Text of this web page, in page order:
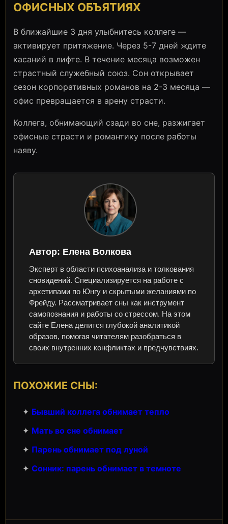
ОФИСНЫХ ОБЪЯТИЯХ
В ближайшие 3 дня улыбнитесь коллеге —
активирует притяжение. Через 5-7 дней ждите
касаний в лифте. В течение месяца возможен
страстный служебный союз. Сон открывает
сезон корпоративных романов на 2-3 месяца —
офис превращается в арену страсти.
Коллега, обнимающий сзади во сне, разжигает
офисные страсти и романтику после работы
наяву.
Автор: Елена Волкова
Эксперт в области психоанализа и толкования
сновидений. Специализируется на работе с
архетипами по Юнгу и скрытыми желаниями по
Фрейду. Рассматривает сны как инструмент
самопознания и работы со стрессом. На этом
сайте Елена делится глубокой аналитикой
образов, помогая читателям разобраться в
своих внутренних конфликтах и предчувствиях.
ПОХОЖИЕ СНЫ:
✦ Бывший коллега обнимает тепло
✦ Мать во сне обнимает
✦ Парень обнимает под луной
✦ Сонник: парень обнимает в темноте